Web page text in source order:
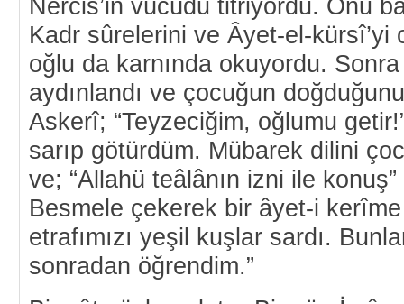
Nercis’in vücûdu titriyordu. Onu
Kadr sûrelerini ve Âyet-el-kürsî’yi
oğlu da karnında okuyordu.
aydınlandı ve çocuğun
Askerî; “Teyzeciğim, oğlumu
sarıp götürdüm. Mübarek dilini
ve; “Allahü teâlânın izni ile
Besmele çekerek bir âyet-i
etrafımızı yeşil kuşlar sardı.
sonradan öğrendim.”